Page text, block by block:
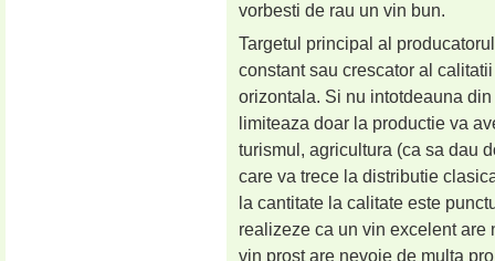
vorbesti de rau un vin bun.
Targetul principal al
constant sau crescator al
orizontala. Si nu intotdeauna
limiteaza doar la productie va
turismul, agricultura (ca sa dau
care va trece la distributie
la cantitate la calitate este
realizeze ca un vin excelent are
vin prost are nevoie de multa